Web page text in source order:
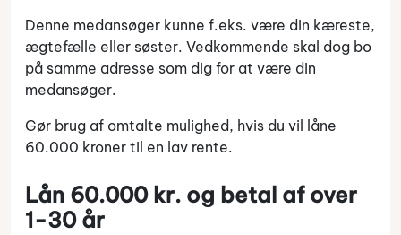
Denne medansøger kunne f.eks. være din kæreste,
ægtefælle eller søster. Vedkommende skal dog bo
på samme adresse som dig for at være din
medansøger.
Gør brug af omtalte mulighed, hvis du vil låne
60.000 kroner til en lav rente.
Lån 60.000 kr. og betal af over
1-30 år